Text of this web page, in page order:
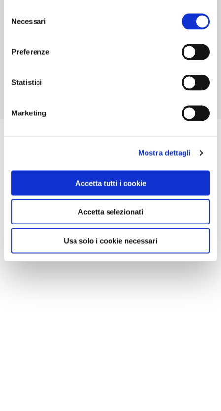
delNecessari
Preferenze
Statistici
Marketing
Mostra dettagli
Accetta tutti i cookie
Accetta selezionati
Usa solo i cookie necessari
Vedi su Google Maps
SITO WEB